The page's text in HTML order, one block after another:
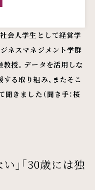
会人学生として経営学
ネスマネジメント学群
授。データを活用しな
る取り組み、またそこ
聞きました（聞き手：桜
」「30歳には独